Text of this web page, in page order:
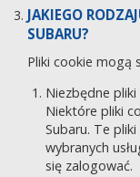
JAKIEGO
SUBARU?
Pliki cookie mogą
Niezbędne pliki
Niektóre pliki
Subaru. Te
wybranych
się zalogować.